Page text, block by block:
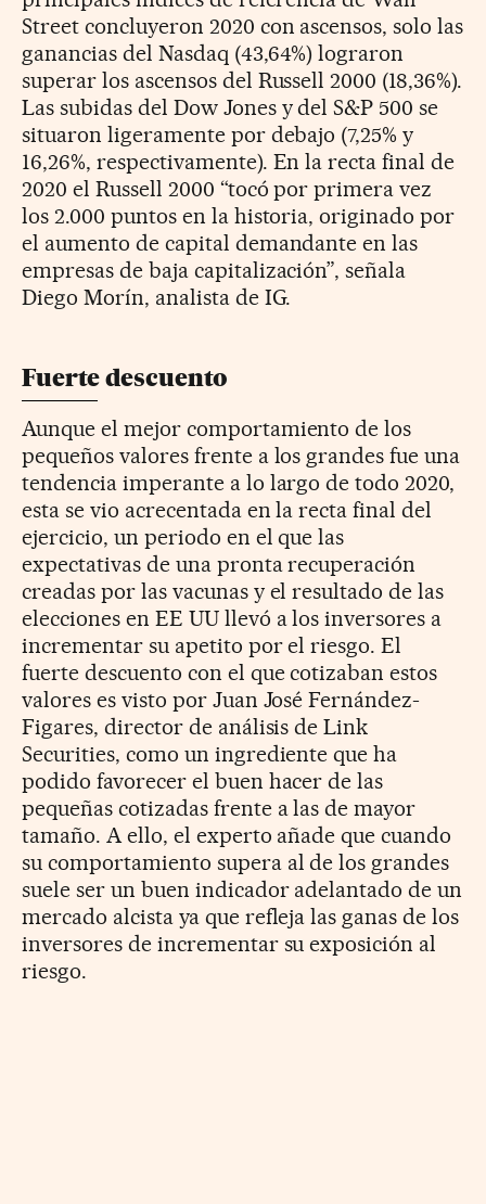
Street concluyeron 2020 con ascensos, solo las
ganancias del Nasdaq (43,64%) lograron
superar los ascensos del Russell 2000 (18,36%).
Las subidas del Dow Jones y del S&P 500 se
situaron ligeramente por debajo (7,25% y
16,26%, respectivamente). En la recta final de
2020 el Russell 2000 “tocó por primera vez
los 2.000 puntos en la historia, originado por
el aumento de capital demandante en las
empresas de baja capitalización”, señala
Diego Morín, analista de IG.
Fuerte descuento
Aunque el mejor comportamiento de los
pequeños valores frente a los grandes fue una
tendencia imperante a lo largo de todo 2020,
esta se vio acrecentada en la recta final del
ejercicio, un periodo en el que las
expectativas de una pronta recuperación
creadas por las vacunas y el resultado de las
elecciones en EE UU llevó a los inversores a
incrementar su apetito por el riesgo. El
fuerte descuento con el que cotizaban estos
valores es visto por Juan José Fernández-
Figares, director de análisis de Link
Securities, como un ingrediente que ha
podido favorecer el buen hacer de las
pequeñas cotizadas frente a las de mayor
tamaño. A ello, el experto añade que cuando
su comportamiento supera al de los grandes
suele ser un buen indicador adelantado de un
mercado alcista ya que refleja las ganas de los
inversores de incrementar su exposición al
riesgo.